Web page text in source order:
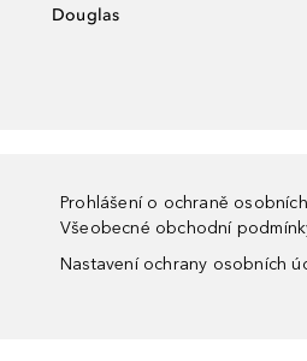
Douglas
Prohlášení o ochraně
Všeobecné obchodní
Nastavení ochrany osobních